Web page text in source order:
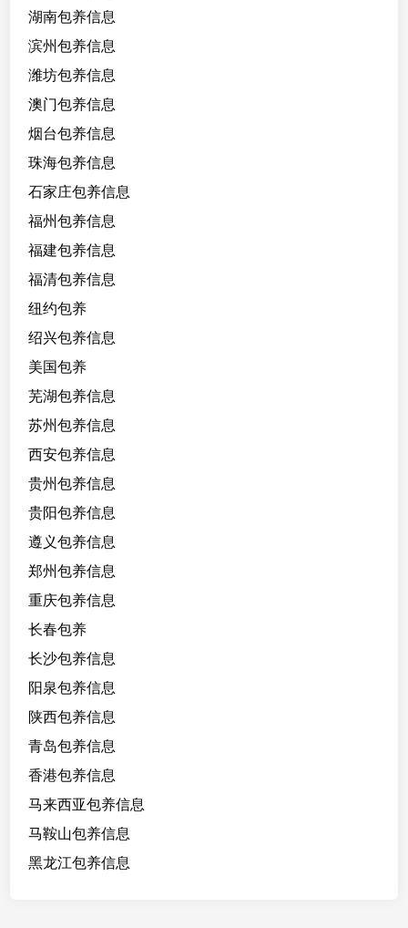
湖南包养信息
滨州包养信息
潍坊包养信息
澳门包养信息
烟台包养信息
珠海包养信息
石家庄包养信息
福州包养信息
福建包养信息
福清包养信息
纽约包养
绍兴包养信息
美国包养
芜湖包养信息
苏州包养信息
西安包养信息
贵州包养信息
贵阳包养信息
遵义包养信息
郑州包养信息
重庆包养信息
长春包养
长沙包养信息
阳泉包养信息
陕西包养信息
青岛包养信息
香港包养信息
马来西亚包养信息
马鞍山包养信息
黑龙江包养信息